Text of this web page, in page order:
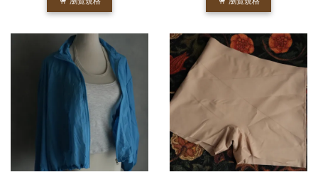
瀏覽規格 瀏覽規格